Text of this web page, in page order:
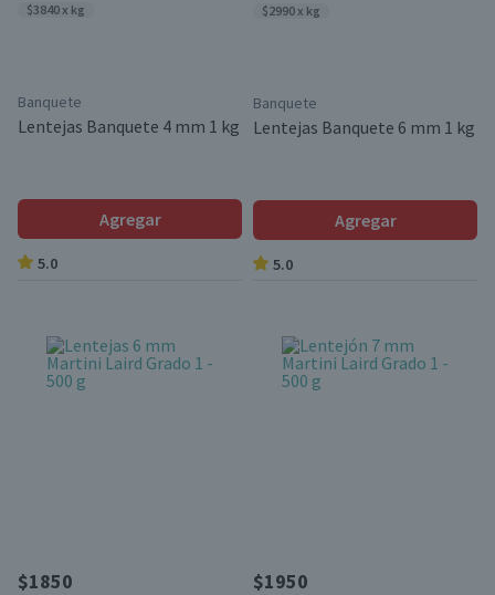
$3840 x kg
Banquete
Lentejas Banquete 4 mm 1 kg
Agregar
5.0
$2990 x kg
Banquete
Lentejas Banquete 6 mm 1 kg
Agregar
5.0
$1850 $1950